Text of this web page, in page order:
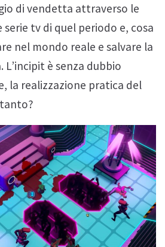
di vendetta attraverso le
tv di quel periodo e, cosa
nel mondo reale e salvare la
L’incipit è senza dubbio
la realizzazione pratica del